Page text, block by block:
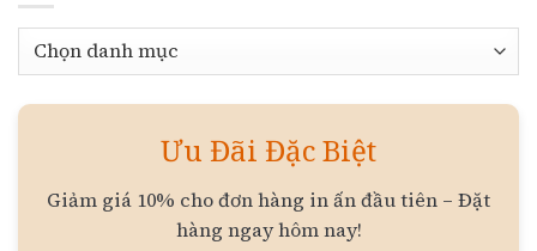
Chuyên
Ưu Đãi Đặc Biệt
Giảm giá 10% cho đơn hàng in ấn đầu tiên – Đặt
hàng ngay hôm nay!